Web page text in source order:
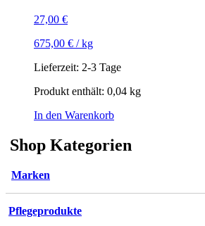
27,00 €
675,00 € /kg
Lieferzeit: 2-3 Tage
Produkt enthält: 0,04 kg
In den Warenkorb
Shop Kategorien
Marken
Pflegeprodukte